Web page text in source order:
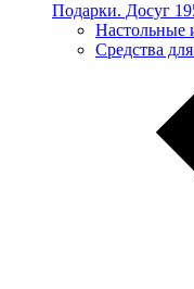
Подарки. Досуг
Настольные
Средства